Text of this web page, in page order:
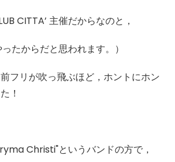
CITTA’ 主催だからなのと，
たからだと思われます。）
フリが吹っ飛ぶほど，ホントにホン
！
Christi"というバンドの方で，